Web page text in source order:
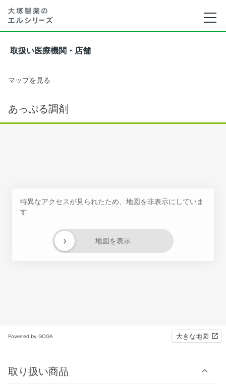
取扱い医療機関・店舗
マップを見る
あっぷる調剤
特異なアクセスが見られたため、地図を非表示にしていま
す
地図を表示
›
Powered by GOGA 大きな地図
取り扱い商品